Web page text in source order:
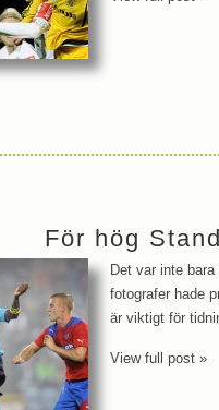
För hög
Det var inte
fotografer hade
är viktigt för
View full post »